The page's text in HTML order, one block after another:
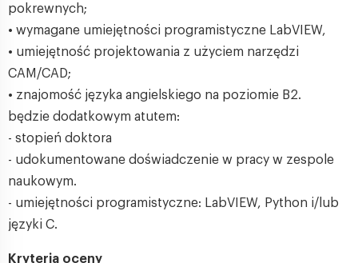
pokrewnych;
• wymagane umiejętności programistyczne LabVIEW,
• umiejętność projektowania z użyciem narzędzi
CAM/CAD;
• znajomość języka angielskiego na poziomie B2.
będzie dodatkowym atutem:
- stopień doktora
- udokumentowane doświadczenie w pracy w zespole
naukowym.
- umiejętności programistyczne: LabVIEW, Python i/lub
języki C.
Kryteria oceny